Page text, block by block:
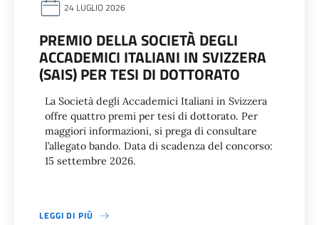
24 LUGLIO 2026
PREMIO DELLA SOCIETÀ DEGLI
ACCADEMICI ITALIANI IN SVIZZERA
(SAIS) PER TESI DI DOTTORATO
La Società degli Accademici Italiani in Svizzera
offre quattro premi per tesi di dottorato. Per
maggiori informazioni, si prega di consultare
l’allegato bando. Data di scadenza del concorso:
15 settembre 2026.
LEGGI DI PIÙ